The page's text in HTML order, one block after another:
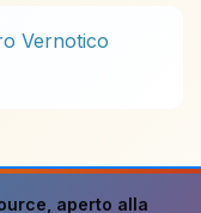
Vernotico
, aperto alla